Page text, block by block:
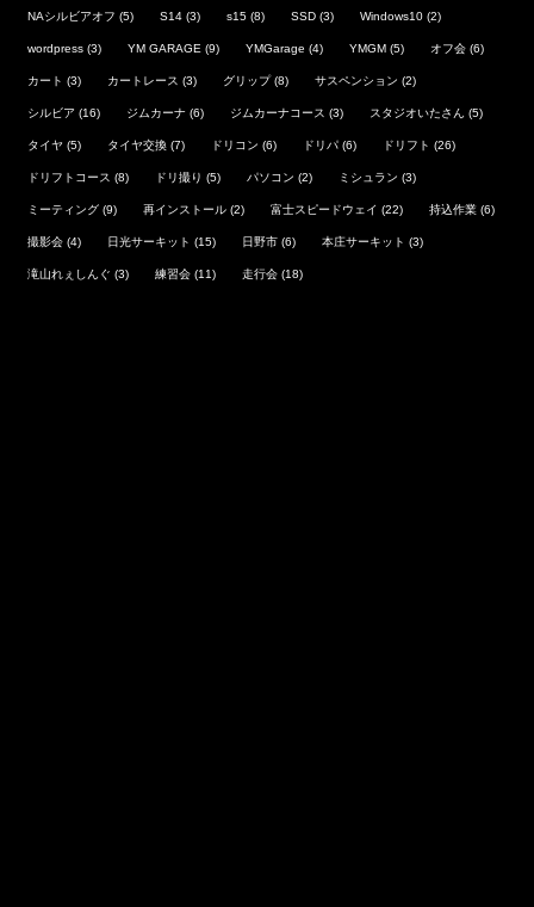
NAシルビアオフ (5) S14 (3) s15 (8) SSD (3) Windows10 (2)
wordpress (3) YM GARAGE (9) YMGarage (4) YMGM (5) オフ会 (6)
カート (3) カートレース (3) グリップ(8) サスペンション (2)
シルビア (16) ジムカーナ (6) ジムカーナコース (3) スタジオいたさん (5)
タイヤ (5) タイヤ交換 (7) ドリコン (6) ドリパ (6) ドリフト (26)
ドリフトコース (8) ドリ撮り (5) パソコン (2) ミシュラン (3)
ミーティング (9) 再インストール (2) 富士スピードウェイ (22) 持込作業 (6)
撮影会 (4) 日光サーキット (15) 日野市 (6) 本庄サーキット (3)
滝山れぇしんぐ (3) 練習会 (11) 走行会 (18)